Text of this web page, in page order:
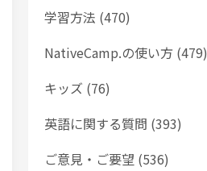
学習方法 (470)
NativeCamp.の使い方 (479)
キッズ (76)
英語に関する質問 (393)
ご意見・ご要望 (536)